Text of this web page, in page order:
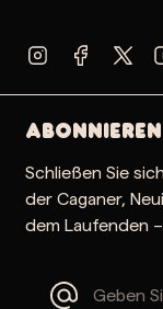
Schließen Sie
der Caganer,
dem Laufenden